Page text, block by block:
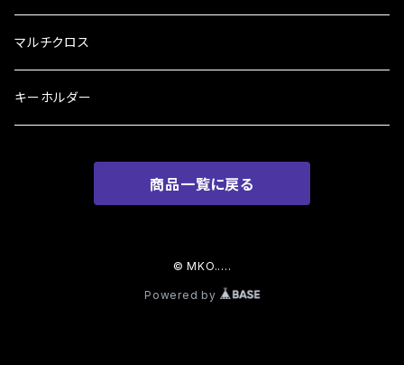
マルチクロス
キーホルダー
商品一覧に戻る
© MKO.....
Powered by